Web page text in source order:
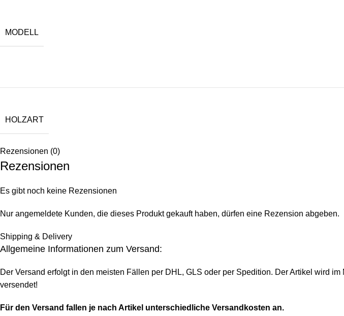
MODELL
HOLZART
Rezensionen (0)
Rezensionen
Es gibt noch keine Rezensionen
Nur angemeldete Kunden, die dieses Produkt gekauft haben, dürfen eine Rezension abgeben.
Shipping & Delivery
Allgemeine Informationen zum Versand:
Der Versand erfolgt in den meisten Fällen per DHL, GLS oder per Spedition. Der Artikel wird
versendet!
Für den Versand fallen je nach Artikel unterschiedliche Versandkosten an.